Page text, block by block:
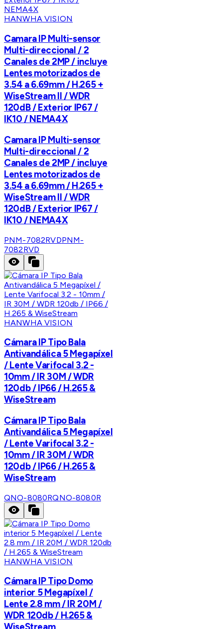
HANWHA VISION
Camara IP Multi-sensor
Multi-direccional / 2
Canales de 2MP / incluye
Lentes motorizados de
3.54 a 6.69mm / H.265 +
WiseStream II / WDR
120dB / Exterior IP67 /
IK10 / NEMA4X
Camara IP Multi-sensor
Multi-direccional / 2
Canales de 2MP / incluye
Lentes motorizados de
3.54 a 6.69mm / H.265 +
WiseStream II / WDR
120dB / Exterior IP67 /
IK10 / NEMA4X
PNM-7082RVDPNM-
7082RVD
HANWHA VISION
Cámara IP Tipo Bala
Antivandálica 5 Megapíxel
/ Lente Varifocal 3.2 -
10mm / IR 30M / WDR
120db / IP66 / H.265 &
WiseStream
Cámara IP Tipo Bala
Antivandálica 5 Megapíxel
/ Lente Varifocal 3.2 -
10mm / IR 30M / WDR
120db / IP66 / H.265 &
WiseStream
QNO-8080RQNO-8080R
HANWHA VISION
Cámara IP Tipo Domo
interior 5 Megapíxel /
Lente 2.8 mm / IR 20M /
WDR 120db / H.265 &